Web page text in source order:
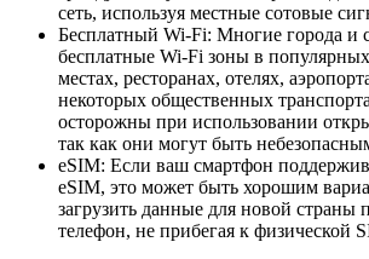
сеть, используя местные сотовые
Бесплатный Wi-Fi: Многие города и
бесплатные Wi-Fi зоны в
местах, ресторанах, отелях,
некоторых общественных
осторожны при использовании
так как они могут быть
eSIM: Если ваш смартфон
eSIM, это может быть хорошим
загрузить данные для новой страны
телефон, не прибегая к физической